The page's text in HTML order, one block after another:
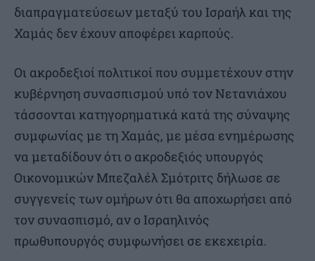
διαπραγματεύσεων μεταξύ του Ισραήλ και της
Χαμάς δεν έχουν αποφέρει καρπούς.
Οι ακροδεξιοί πολιτικοί που συμμετέχουν στην
κυβέρνηση συνασπισμού υπό τον Νετανιάχου
τάσσονται κατηγορηματικά κατά της σύναψης
συμφωνίας με τη Χαμάς, με μέσα ενημέρωσης
να μεταδίδουν ότι ο ακροδεξιός υπουργός
Οικονομικών Μπεζαλέλ Σμότριτς δήλωσε σε
συγγενείς των ομήρων ότι θα αποχωρήσει από
τον συνασπισμό, αν ο Ισραηλινός
πρωθυπουργός συμφωνήσει σε εκεχειρία.